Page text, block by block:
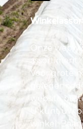
Onze
assortiment.
Voor grote
website
U kunt uw
winkel: